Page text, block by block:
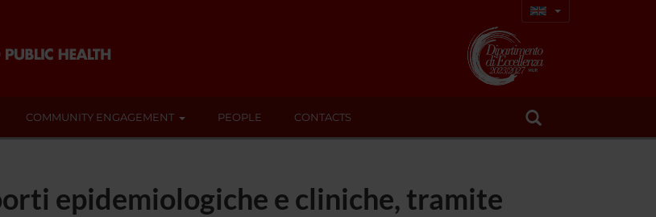
COMMUNITY ENGAGEMENT PEOPLE CONTACTS
epidemiologiche e cliniche, tramite